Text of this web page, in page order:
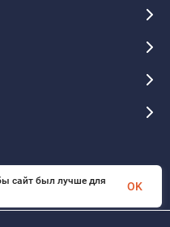
сайт был лучше для
OK